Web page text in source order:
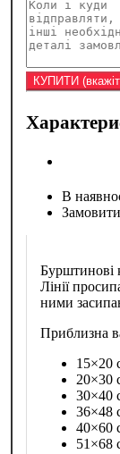
В
Замовити
Бурштинові
Лінії
ними
Приблизна
15×20
20×30
30×40
36×48
40×60
51×68